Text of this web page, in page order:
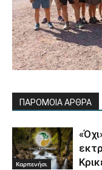
ΠΑΡΟΜΟΙΑ ΑΡΘΡΑ
Καρπενήσι